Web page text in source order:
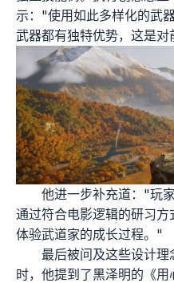
示："使用如此多样化的武
武器都有独特优势，这是
他进一步补充道："玩
通过符合电影逻辑的研习
体验武道家的成长过程。"
最后被问及这些设计
时，他提到了黑泽明的《用